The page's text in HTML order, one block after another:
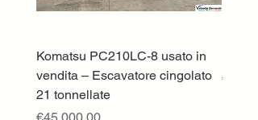
Komatsu PC210LC-8 usato in
vendita – Escavatore cingolato
21 tonnellate
Price
Price